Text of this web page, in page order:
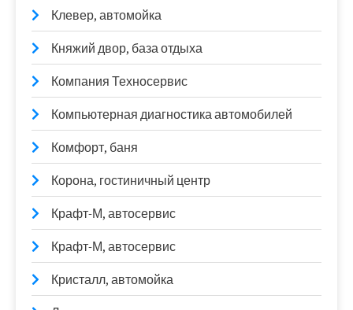
Клевер, автомойка
Княжий двор, база отдыха
Компания Техносервис
Компьютерная диагностика автомобилей
Комфорт, баня
Корона, гостиничный центр
Крафт-М, автосервис
Крафт-М, автосервис
Кристалл, автомойка